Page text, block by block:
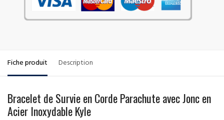
Fiche produit Description
Bracelet de Survie en Corde Parachute avec Jonc en
Acier Inoxydable Kyle